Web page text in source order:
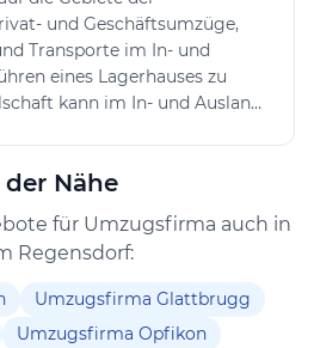
auch
und Transporte
GmbH legt Wert auf eine
und bietet Interessierten
um auf spezifische
flexibel reagieren zu
Firma ihre Kundschaft
Umzugs- und
und Geschäftsumzüge,
Transporte im In- und
eines Lagerhauses zu
kann im In- und Ausland
vorkehren, was ihrem
verwalten und
Nähe
für Umzugsfirma auch in
Regensdorf:
Umzugsfirma Glattbrugg
Umzugsfirma Opfikon